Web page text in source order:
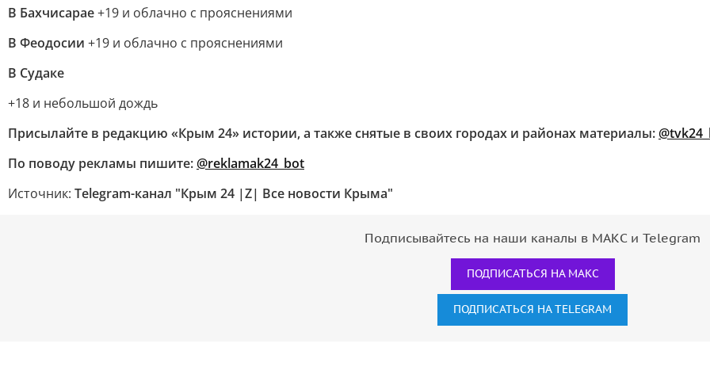
В Бахчисарае+19 и облачно с прояснениями
В Феодосии +19 и облачно с прояснениями
В Судаке
+18 и небольшой дождь
Присылайте в редакцию «Крым 24» истории, а также снятые в своих городах и районах материалы:
По поводу рекламы пишите:@reklamak24_bot
Источник: Telegram-канал "Крым 24 |Z| Все новости Крыма"
Подписывайтесь на наши каналы в МАКС и Telegram
ПОДПИСАТЬСЯ НА МАКС
ПОДПИСАТЬСЯ НА TELEGRAM